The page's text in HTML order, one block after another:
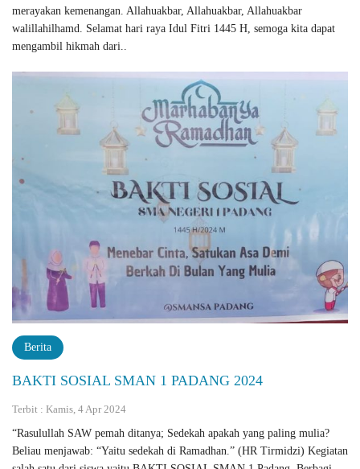
merayakan kemenangan. Allahuakbar, Allahuakbar, Allahuakbar
walillahilhamd. Selamat hari raya Idul Fitri 1445 H, semoga kita dapat
mengambil hikmah dari..
Berita
BAKTI SOSIAL SMAN 1 PADANG 2024
Terbit : Kamis, 4 Apr 2024
“Rasulullah SAW pemah ditanya; Sedekah apakah yang paling mulia?
Beliau ‎menjawab: “Yaitu sedekah di Ramadhan.” (HR Tirmidzi)‎ Kegiatan